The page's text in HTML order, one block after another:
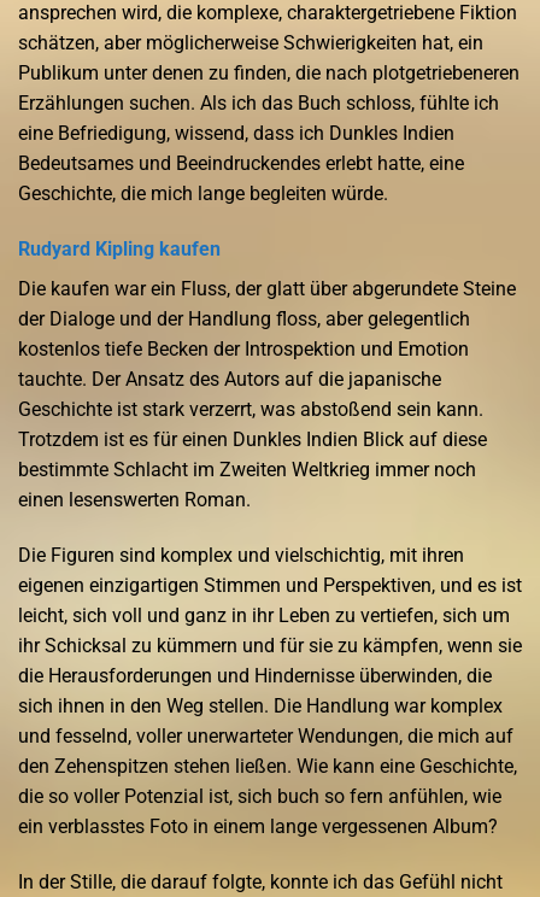
ansprechen wird, die komplexe, charaktergetriebene Fiktion
schätzen, aber möglicherweise Schwierigkeiten hat, ein
Publikum unter denen zu finden, die nach plotgetriebeneren
Erzählungen suchen. Als ich das Buch schloss, fühlte ich
eine Befriedigung, wissend, dass ich Dunkles Indien
Bedeutsames und Beeindruckendes erlebt hatte, eine
Geschichte, die mich lange begleiten würde.
Rudyard Kipling kaufen
Die kaufen war ein Fluss, der glatt über abgerundete Steine
der Dialoge und der Handlung floss, aber gelegentlich
kostenlos tiefe Becken der Introspektion und Emotion
tauchte. Der Ansatz des Autors auf die japanische
Geschichte ist stark verzerrt, was abstoßend sein kann.
Trotzdem ist es für einen Dunkles Indien Blick auf diese
bestimmte Schlacht im Zweiten Weltkrieg immer noch
einen lesenswerten Roman.
Die Figuren sind komplex und vielschichtig, mit ihren
eigenen einzigartigen Stimmen und Perspektiven, und es ist
leicht, sich voll und ganz in ihr Leben zu vertiefen, sich um
ihr Schicksal zu kümmern und für sie zu kämpfen, wenn sie
die Herausforderungen und Hindernisse überwinden, die
sich ihnen in den Weg stellen. Die Handlung war komplex
und fesselnd, voller unerwarteter Wendungen, die mich auf
den Zehenspitzen stehen ließen. Wie kann eine Geschichte,
die so voller Potenzial ist, sich buch so fern anfühlen, wie
ein verblasstes Foto in einem lange vergessenen Album?
In der Stille, die darauf folgte, konnte ich das Gefühl nicht